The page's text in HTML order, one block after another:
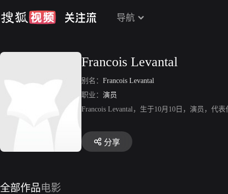
导航
Francois Levantal
别名： Francois Levantal
职业： 演员
Francois Levantal，生于10月10日，演员，代
分享
全部作品电影